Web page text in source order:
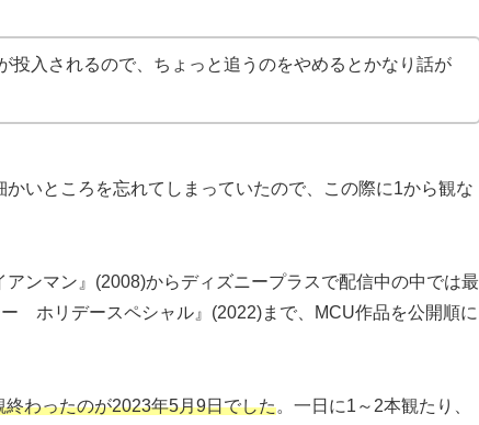
投入されるので、ちょっと追うのをやめるとかなり話が
いところを忘れてしまっていたので、この際に1から観な
ンマン』(2008)からディズニープラスで配信中の中では最
ホリデースペシャル』(2022)まで、MCU作品を公開順に
わったのが2023年5月9日でした。一日に1～2本観たり、